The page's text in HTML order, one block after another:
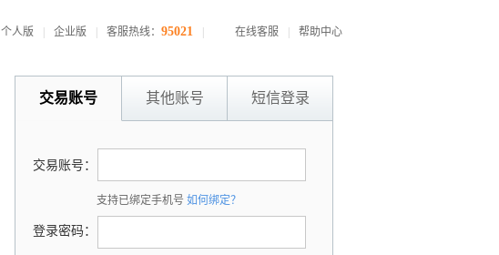
个人版 企业版 客服热线： 95021 在线客服 帮助中心
交易账号 其他账号 短信登录
交易账号：
支持已绑定手机号 如何绑定？
登录密码：